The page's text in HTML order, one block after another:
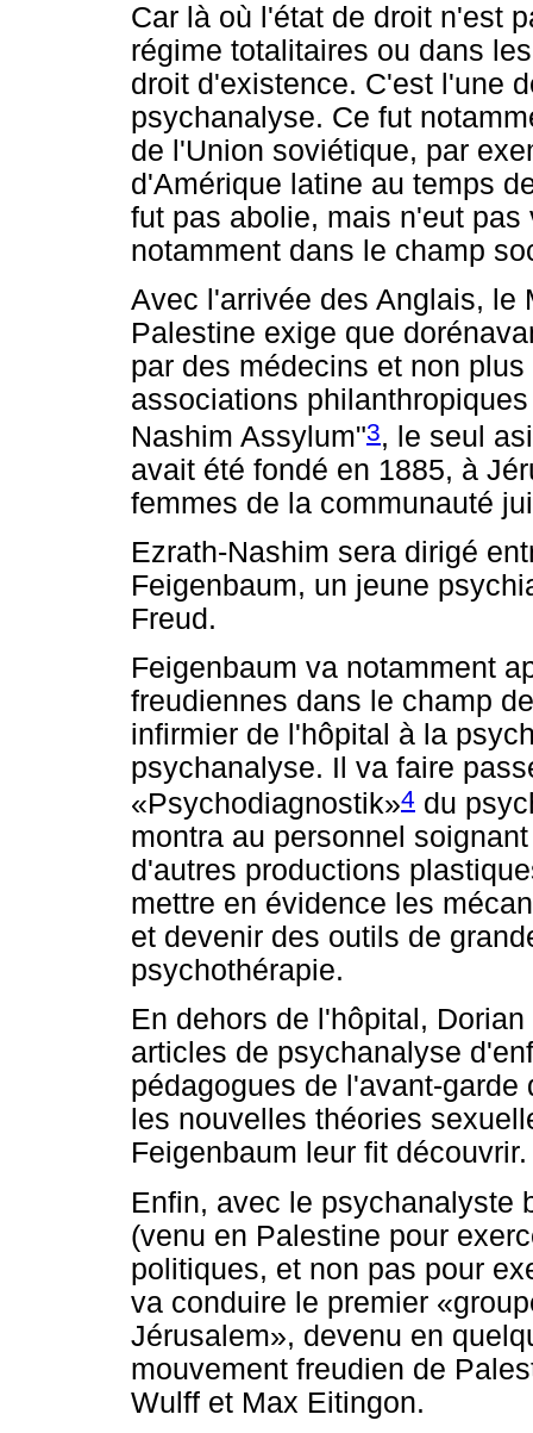
Car là où l'état de droit n'est
régime totalitaires ou dans
droit d'existence. C'est l'une
psychanalyse. Ce fut
de l'Union soviétique, par
d'Amérique latine au temps
fut pas abolie, mais n'eut
notamment dans le champ
Avec l'arrivée des Anglais, le
Palestine exige que
par des médecins et non
associations
Nashim Assylum"3, le seul
avait été fondé en 1885, à
femmes de la communauté
Ezrath-Nashim sera dirigé
Feigenbaum, un jeune
Freud.
Feigenbaum va notamment
freudiennes dans le champ
infirmier de l'hôpital à la
psychanalyse. Il va faire
«Psychodiagnostik»4 du
montra au personnel
d'autres productions
mettre en évidence les
et devenir des outils de
psychothérapie.
En dehors de l'hôpital,
articles de psychanalyse
pédagogues de l'avant-
les nouvelles théories
Feigenbaum leur fit découvrir.
Enfin, avec le psychanalyste
(venu en Palestine pour
politiques, et non pas pour
va conduire le premier
Jérusalem», devenu en
mouvement freudien de
Wulff et Max Eitingon.